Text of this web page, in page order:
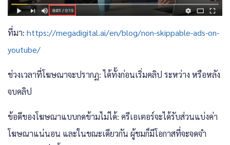
ที่มา: https://megadigital.ai/en/blog/non-skippable-ads-on-
youtube/
ช่วงเวลาที่โฆษณาจะปรากฏ: ได้ทั้งก่อนเริ่มคลิป ระหว่าง หรือหลัง
จบคลิป
ข้อดีของโฆษณาแบบกดข้ามไม่ได้: ครีเอเตอร์จะได้รับส่วนแบ่งค่า
โฆษณาแน่นอน และในขณะเดียวกัน ผู้ชมก็มีโอกาสที่จะจดจำ